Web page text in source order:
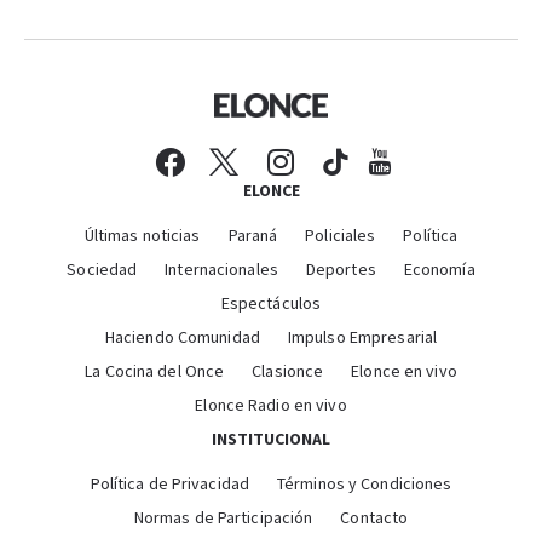
ELONCE
Últimas noticias Paraná Policiales
Política
Sociedad
Internacionales Deportes
Economía
Espectáculos
Haciendo Comunidad
Impulso Empresarial
La Cocina del Once
Clasionce
Elonce en vivo
Elonce Radio en vivo
INSTITUCIONAL
Política de Privacidad
Términos y Condiciones
Normas de Participación
Contacto